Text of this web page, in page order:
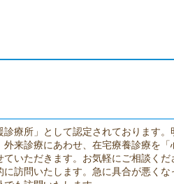
診療所」として認定されております
外来診療にあわせ、在宅療養診療を
いただきます。お気軽にご相談くだ
に訪問いたします。急に具合が悪く